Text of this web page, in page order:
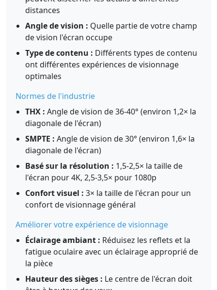
distances
Angle de vision : Quelle partie de votre champ
de vision l'écran occupe
Type de contenu : Différents types de contenu
ont différentes expériences de visionnage
optimales
Normes de l'industrie
THX : Angle de vision de 36-40° (environ 1,2× la
diagonale de l'écran)
SMPTE : Angle de vision de 30° (environ 1,6× la
diagonale de l'écran)
Basé sur la résolution : 1,5-2,5× la taille de
l'écran pour 4K, 2,5-3,5× pour 1080p
Confort visuel : 3× la taille de l'écran pour un
confort de visionnage général
Améliorer votre expérience de visionnage
Éclairage ambiant : Réduisez les reflets et la
fatigue oculaire avec un éclairage approprié de
la pièce
Hauteur des sièges : Le centre de l'écran doit